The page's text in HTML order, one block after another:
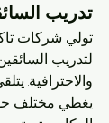
تدريب
تولي شركات
لتدريب
والاحترافية.
يغطي مختلف